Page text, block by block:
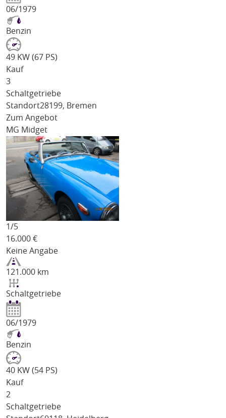
06/1979
Benzin
49 KW (67 PS)
Kauf
3
Schaltgetriebe
Standort28199, Bremen
Zum Angebot
MG Midget
1/5
16.000 €
Keine Angabe
121.000 km
Schaltgetriebe
06/1979
Benzin
40 KW (54 PS)
Kauf
2
Schaltgetriebe